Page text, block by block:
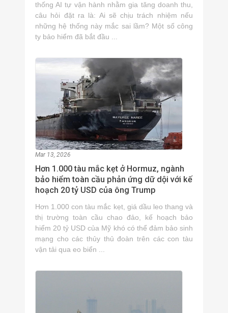
thống AI tự vận hành nhằm gia tăng doanh thu,
câu hỏi đặt ra là: Ai sẽ chịu trách nhiệm nếu
những hệ thống này mắc sai lầm? Một số công
ty bảo hiểm đã bắt đầu ...
Mar 13, 2026
Hơn 1.000 tàu mắc kẹt ở Hormuz, ngành
bảo hiểm toàn cầu phản ứng dữ dội với kế
hoạch 20 tỷ USD của ông Trump
Hơn 1.000 con tàu mắc kẹt, giá dầu leo thang và
thị trường toàn cầu chao đảo, kế hoạch bảo
hiểm 20 tỷ USD của Mỹ khó có thể đảm bảo sinh
mạng cho các thủy thủ đoàn trên các con tàu
vận tải qua eo biển ...